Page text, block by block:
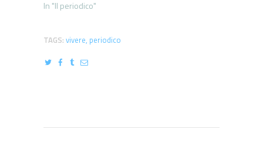
In "Il periodico"
TAGS: vivere, periodico